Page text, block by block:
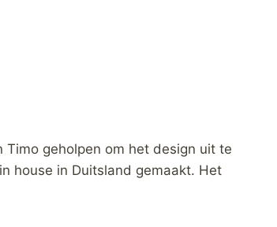
geholpen om het design uit te
house in Duitsland gemaakt. Het